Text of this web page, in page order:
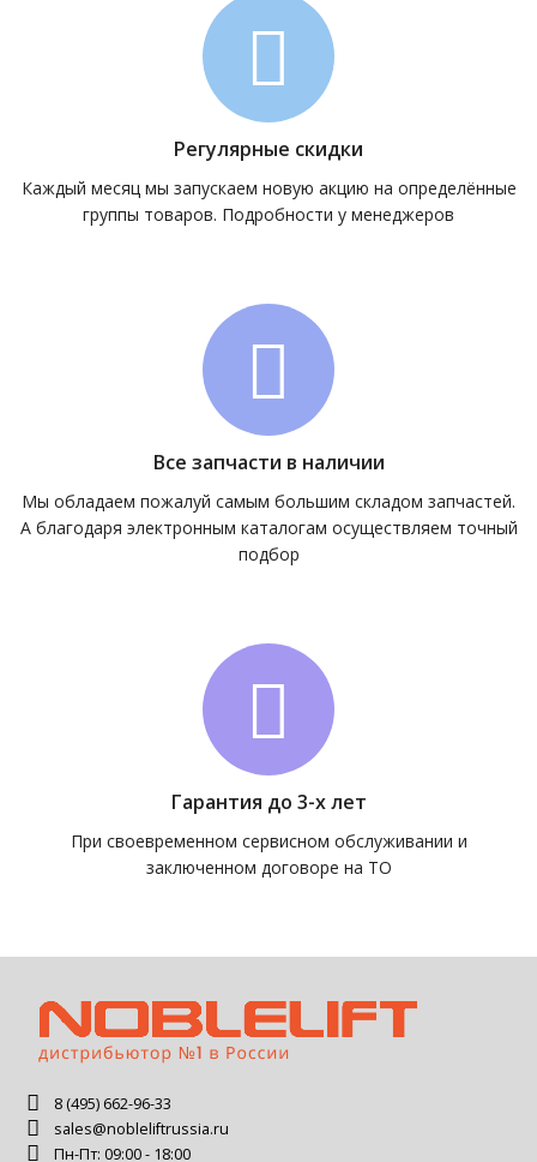
Регулярные скидки
Каждый месяц мы запускаем новую акцию на определённые
группы товаров. Подробности у менеджеров
Все запчасти в наличии
Мы обладаем пожалуй самым большим складом запчастей.
А благодаря электронным каталогам осуществляем точный
подбор
Гарантия до 3-х лет
При своевременном сервисном обслуживании и
заключенном договоре на ТО
8 (495) 662-96-33
sales@nobleliftrussia.ru
Пн-Пт: 09:00 - 18:00